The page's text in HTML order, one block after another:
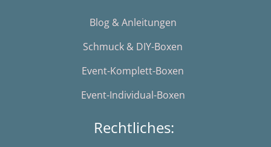
Blog & Anleitungen
Schmuck & DIY-Boxen
Event-Komplett-Boxen
Event-Individual-Boxen
Rechtliches: